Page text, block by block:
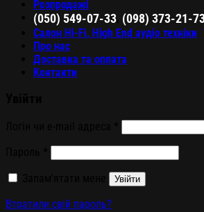
Розпродажі
(050) 549-07-33 (098) 373-21-
Салон Hi-Fi, High End аудіо техніки
Про нас
Доставка та оплата
Контакти
Увійти
Втратили свій пароль?